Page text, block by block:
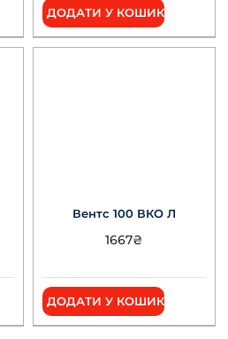
ДОДАТИ У КОШИК
Вентс 100 ВКО Л
1667₴
ДОДАТИ У КОШИК